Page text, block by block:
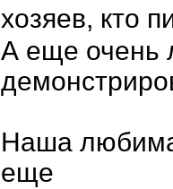
хозяев, кто
А еще очень
Наша
еще